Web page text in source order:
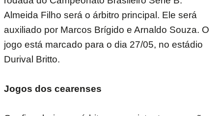
Almeida Filho será o árbitro principal. Ele será
auxiliado por Marcos Brígido e Arnaldo Souza. O
jogo está marcado para o dia 27/05, no estádio
Durival Britto.
Jogos dos cearenses